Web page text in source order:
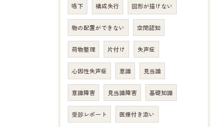
嚥下 構成失行 図形が描けない
物の配置ができない 空間認知
荷物整理 片付け 失声症
心因性失声症 意識 見当識
意識障害 見当識障害 基礎知識
受診レポート 医療付き添い